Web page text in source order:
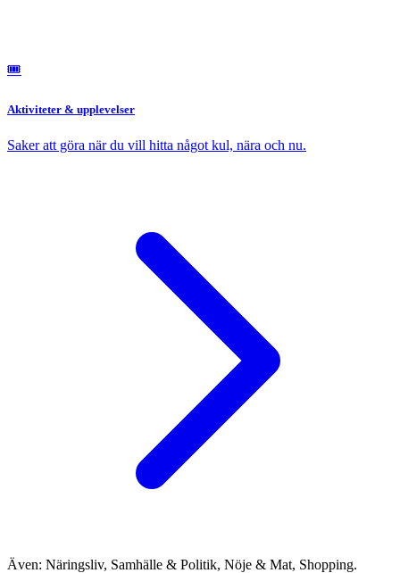
🎟️
Aktiviteter & upplevelser
Saker att göra när du vill hitta något kul, nära och nu.
Även: Näringsliv, Samhälle & Politik, Nöje & Mat, Shopping.